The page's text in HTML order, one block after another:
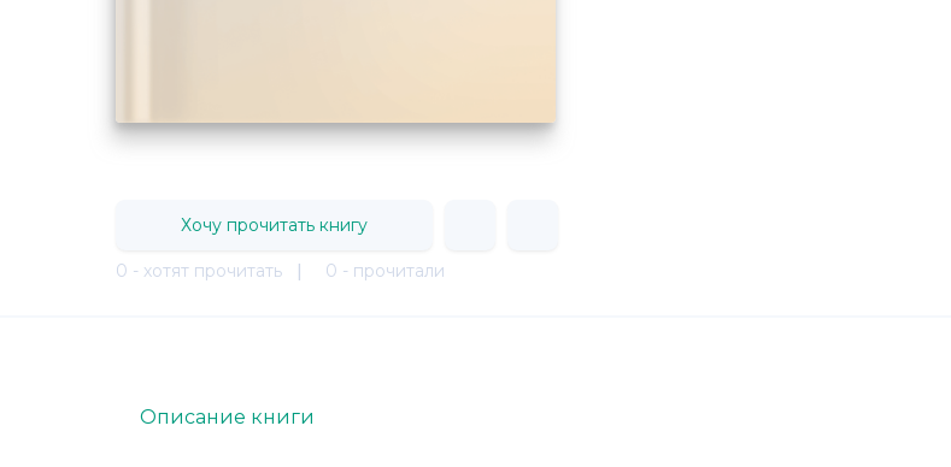
Хочу прочитать книгу
0 - хотят прочитать | 0 - прочитали
Описание книги